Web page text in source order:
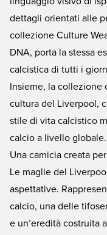
dettagli orientati alle
collezione Culture
DNA, porta la stessa
calcistica di tutti i
Insieme, la collezione
cultura del Liverpool,
stile di vita calcistico
calcio a livello globale.
Una camicia creata
Le maglie del
aspettative.
calcio, una delle
e un’eredità costruita